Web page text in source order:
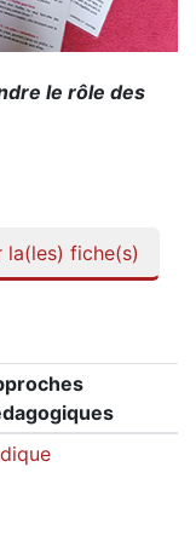
le rôle des
fiche(s)